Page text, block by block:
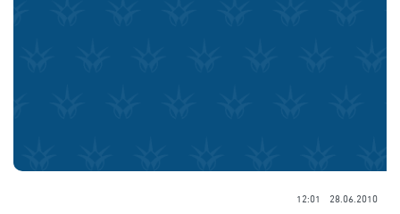
28.06.2010
12:01